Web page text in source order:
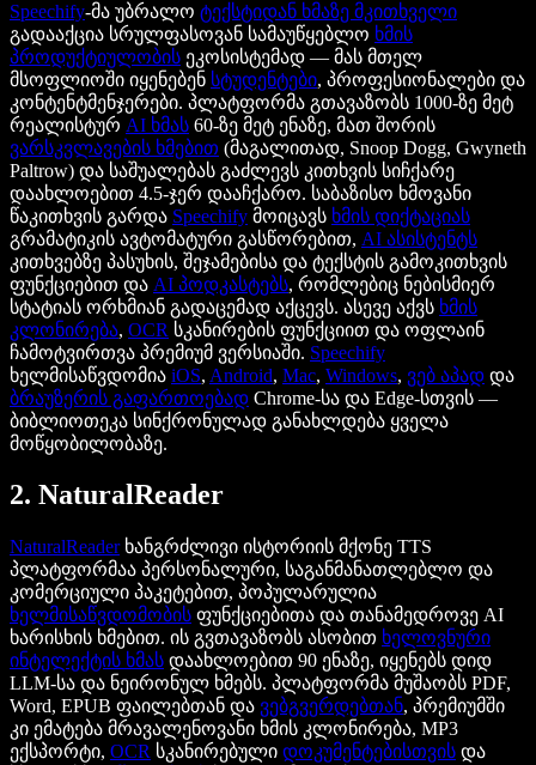
Speechify-მა უბრალო ტექსტიდან ხმაზე მკითხველი
გადააქცია სრულფასოვან სამაუწყებლო ხმის
პროდუქტიულობის ეკოსისტემად — მას მთელ
მსოფლიოში იყენებენ სტუდენტები, პროფესიონალები და
კონტენტმენჯერები. პლატფორმა გთავაზობს 1000-ზე მეტ
რეალისტურ AI ხმას 60-ზე მეტ ენაზე, მათ შორის
ვარსკვლავების ხმებით (მაგალითად, Snoop Dogg, Gwyneth
Paltrow) და საშუალებას გაძლევს კითხვის სიჩქარე
დაახლოებით 4.5-ჯერ დააჩქარო. საბაზისო ხმოვანი
წაკითხვის გარდა Speechify მოიცავს ხმის დიქტაციას
გრამატიკის ავტომატური გასწორებით, AI ასისტენტს
კითხვებზე პასუხის, შეჯამებისა და ტექსტის გამოკითხვის
ფუნქციებით და AI პოდკასტებს, რომლებიც ნებისმიერ
სტატიას ორხმიან გადაცემად აქცევს. ასევე აქვს ხმის
კლონირება, OCR სკანირების ფუნქციით და ოფლაინ
ჩამოტვირთვა პრემიუმ ვერსიაში. Speechify
ხელმისაწვდომია iOS, Android, Mac, Windows, ვებ აპად და
ბრაუზერის გაფართოებად Chrome-სა და Edge-სთვის —
ბიბლიოთეკა სინქრონულად განახლდება ყველა
მოწყობილობაზე.
2. NaturalReader
NaturalReaderხანგრძლივი ისტორიის მქონე TTS
პლატფორმაა პერსონალური, საგანმანათლებლო და
კომერციული პაკეტებით, პოპულარულია
ხელმისაწვდომობის ფუნქციებითა და თანამედროვე AI
ხარისხის ხმებით. ის გვთავაზობს ასობით ხელოვნური
ინტელექტის ხმას დაახლოებით 90 ენაზე, იყენებს დიდ
LLM-სა და ნეირონულ ხმებს. პლატფორმა მუშაობს PDF,
Word, EPUB ფაილებთან და ვებგვერდებთან, პრემიუმში
კი ემატება მრავალენოვანი ხმის კლონირება, MP3
ექსპორტი, OCR სკანირებული დოკუმენტებისთვის და